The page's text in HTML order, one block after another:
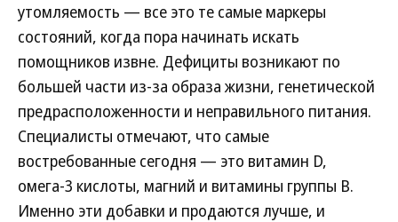
утомляемость — все это те самые маркеры
состояний, когда пора начинать искать
помощников извне. Дефициты возникают по
большей части из-за образа жизни, генетической
предрасположенности и неправильного питания.
Специалисты отмечают, что самые
востребованные сегодня — это витамин D,
омега-3 кислоты, магний и витамины группы B.
Именно эти добавки и продаются лучше, и